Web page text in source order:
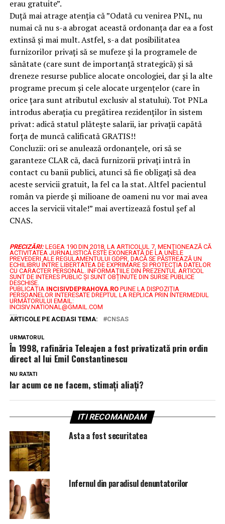
erau gratuite”.
Duță mai atrage atenția că ”Odată cu venirea PNL, nu
numai că nu s-a abrogat această ordonanța dar ea a fost
extinsă și mai mult. Astfel, s-a dat posibilitatea
furnizorilor privați să se mufeze și la programele de
sănătate (care sunt de importanță strategică) și să
dreneze resurse publice alocate oncologiei, dar și la alte
programe precum și cele alocate urgențelor (care în
orice țara sunt atributul exclusiv al statului). Tot PNLa
introdus aberația cu pregătirea rezidenților în sistem
privat: adică statul plătește salarii, iar privații capătă
forța de muncă calificată GRATIS!!
Concluzii: ori se anulează ordonanțele, ori să se
garanteze CLAR că, dacă furnizorii privați intră în
contact cu banii publici, atunci să fie obligați să dea
aceste servicii gratuit, la fel ca la stat. Altfel pacientul
român va pierde și milioane de oameni nu vor mai avea
acces la servicii vitale!” mai avertizează fostul șef al
CNAS.
PRECIZĂRI: LEGEA 190 DIN 2018, LA ARTICOLUL 7, MENŢIONEAZĂ CĂ
ACTIVITATEA JURNALISTICĂ ESTE EXONERATĂ DE LA UNELE
PREVEDERI ALE REGULAMENTULUI GDPR, DACĂ SE PĂSTREAZĂ UN
ECHILIBRU ÎNTRE LIBERTATEA DE EXPRIMARE ŞI PROTECŢIA DATELOR
CU CARACTER PERSONAL. INFORMAȚIILE DIN PREZENTUL ARTICOL
SUNT DE INTERES PUBLIC ȘI SUNT OBȚINUTE DIN SURSE PUBLICE
DESCHISE.
PUBLICAȚIA INCISIVDEPRAHOVA.ROPUNE LA DISPOZIȚIA
PERSOANELOR INTERESATE DREPTUL LA REPLICA PRIN INTERMEDIUL
URMĂTORULUI EMAIL:
INCISIV.NATIONAL@GMAIL.COM
.....
ARTICOLE PE ACEIASI TEMA:
CNSAS
URMATORUL
În 1998, rafinăria Teleajen a fost privatizată prin ordin
direct al lui Emil Constantinescu
NU RATATI
Iar acum ce ne facem, stimați aliați?
ITI RECOMANDAM
Asta a fost securitatea
Infernul din paradisul denuntatorilor